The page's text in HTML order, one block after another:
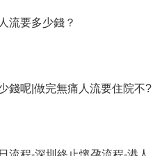
流要多少錢？
錢呢|做完無痛人流要住院不?